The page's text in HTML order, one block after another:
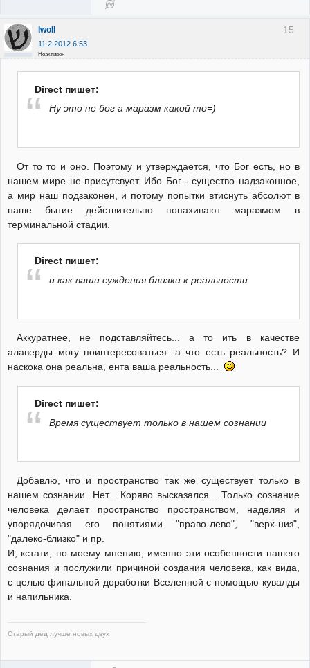
15
Iwoll
11.2.2012 6:53
Неактивен
Direct пишет:
Ну это не бог а маразм какой то=)
От то то и оно. Поэтому и утверждается, что Бог есть, но в
нашем мире не присутсвует. Ибо Бог - существо надзаконное,
а мир наш подзаконен, и потому попытки втиснуть абсолют в
наше бытие действительно попахивают маразмом в
терминальной стадии.
Direct пишет:
и как ваши суждения близки к реальности
Аккуратнее, не подставляйтесь... а то ить в качестве
алаверды могу поинтересоваться: а что есть реальность? И
наскока она реальна, ента ваша реальность...
Direct пишет:
Время существует только в нашем сознании
Добавлю, что и пространство так же существует только в
нашем сознании. Нет... Коряво высказался... Только сознание
человека делает пространство пространством, наделяя и
упорядочивая его понятиями "право-лево", "верх-низ",
"далеко-близко" и пр.
И, кстати, по моему мнению, именно эти особенности нашего
сознания и послужили причиной создания человека, как вида,
с целью финальной доработки Вселенной с помощью кувалды
и напильника.
Старый дед лучше новых двух